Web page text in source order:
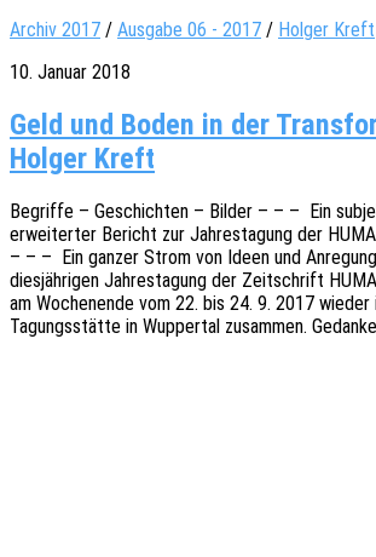
Archiv 2017 / Ausgabe 06 - 2017 / Holger Kreft
10. Januar 2018
Geld und Boden in der
Holger Kreft
Begrif­fe – Geschich­ten – Bilder – – – Ein
erwei­ter­ter Bericht zur Jahres­ta­gung der
– – – Ein ganzer Strom von Ideen und
dies­jäh­ri­gen Jahres­ta­gung der Zeit­schrift
am Wochen­en­de vom 22. bis 24. 9. 2017
Tagungs­­­stä­t­­te in Wupper­tal zusam­men.